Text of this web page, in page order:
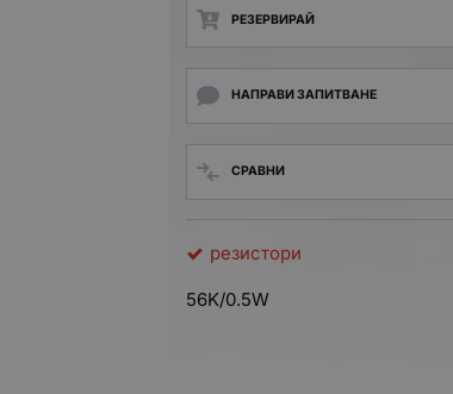
РЕЗЕРВИРАЙ
НАПРАВИ ЗАПИТВАНЕ
СРАВНИ
резистори
56K/0.5W